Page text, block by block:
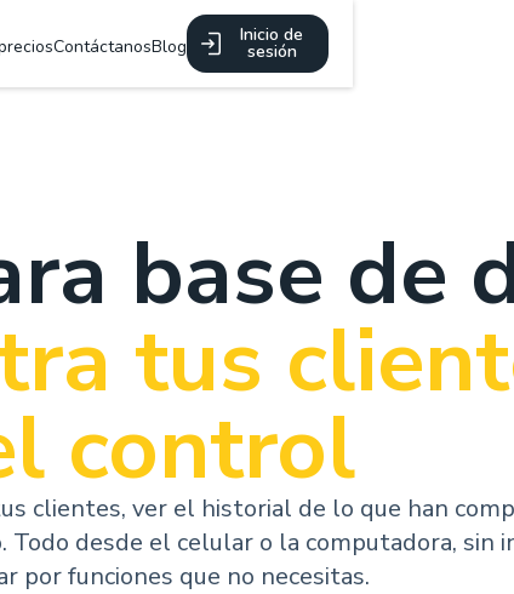
ContáctanosBlog
Inicio de
sesión
base de
tus
control
clientes, ver el historial de lo que han
desde el celular o la computadora, sin
por funciones que no necesitas.